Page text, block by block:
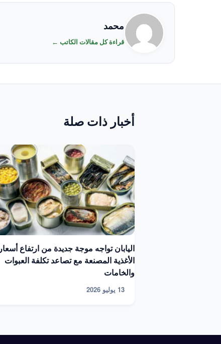
محمد
قراءة كل مقالات الكاتب ←
أخبار ذات صلة
اليابان تواجه موجة جديدة من ارتفاع أسعار
الأغذية المصنعة مع تصاعد تكلفة العبوات
والخامات
13 يوليو 2026